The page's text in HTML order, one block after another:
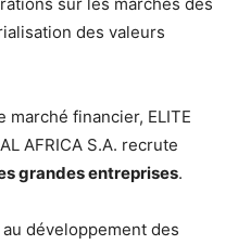
des valeurs
financier, ELITE
AFRICA S.A. recrute
grandes entreprises.
développement des